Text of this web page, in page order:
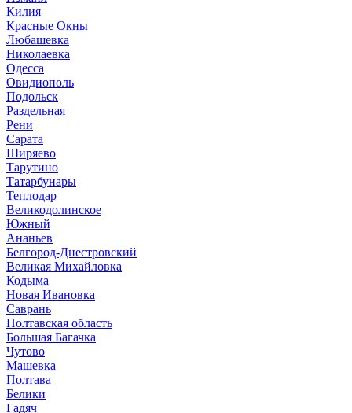
Килия
Красные Окны
Любашевка
Николаевка
Одесса
Овидиополь
Подольск
Раздельная
Рени
Сарата
Ширяево
Тарутино
Татарбунары
Теплодар
Великодолинское
Южный
Ананьев
Белгород-Днестровский
Великая Михайловка
Кодыма
Новая Ивановка
Саврань
Полтавская область
Большая Багачка
Чутово
Машевка
Полтава
Белики
Гадяч